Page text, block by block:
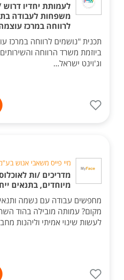
לעמותת יחדיו
משפחות לעבודה
לרווחה במרכז
תכנית "נושמים לרווחה במרכז
ביוזמת משרד הרווחה
וג'וינט ישראל...
מיי פייס משאבי אנוש
מדריכים /ות
מיוחדים, בתנאים
מחפשים עבודה עם נשמה
מקום? עמותה מובילה בהוד
לעשות שינוי אמיתי וליהנות